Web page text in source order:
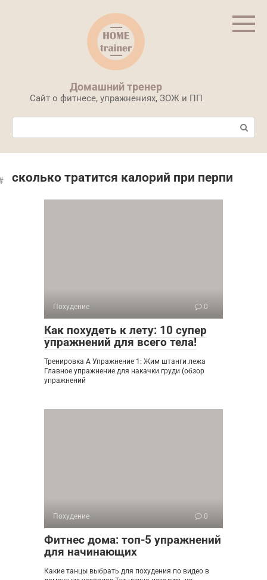
Домашний тренер
Сайт о фитнесе, упражнениях, ЗОЖ и ПП
Поиск:
сколько тратится калорий при перпи
Похудение 0
Как похудеть к лету: 10 супер
упражнений для всего тела!
Тренировка А Упражнение 1: Жим штанги лежа
Главное упражнение для накачки груди (обзор
упражнений
Похудение 0
Фитнес дома: топ-5 упражнений
для начинающих
Какие танцы выбрать для похудения по видео в